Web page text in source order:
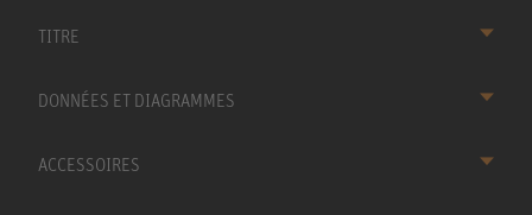
TITRE
DONNÉES ET DIAGRAMMES
ACCESSOIRES